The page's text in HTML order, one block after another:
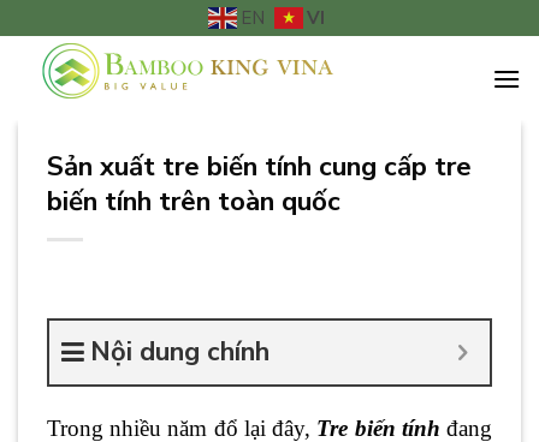
đến
EN VI
Sản xuất tre biến tính cung cấp tre
biến tính trên toàn quốc
Nội dung chính
Trong nhiều năm đổ lại đây, Tre biến tính đang